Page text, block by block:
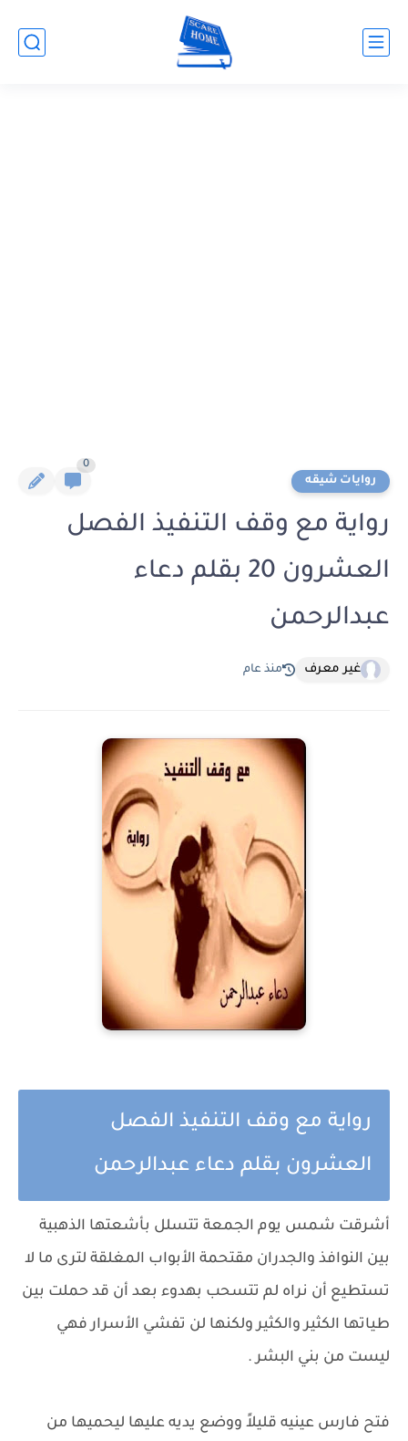
روايات شيقه
0
رواية مع وقف التنفيذ الفصل
العشرون 20 بقلم دعاء
عبدالرحمن
غير معرف منذ عام
رواية مع وقف التنفيذ الفصل
العشرون بقلم دعاء عبدالرحمن
أشرقت شمس يوم الجمعة تتسلل بأشعتها الذهبية
بين النوافذ والجدران مقتحمة الأبواب المغلقة لترى ما لا
تستطيع أن نراه لم تتسحب بهدوء بعد أن قد حملت بين
طياتها الكثير والكثير ولكنها لن تفشي الأسرار فهي
ليست من بني البشر .
فتح فارس عينيه قليلاً ووضع يديه عليها ليحميها من